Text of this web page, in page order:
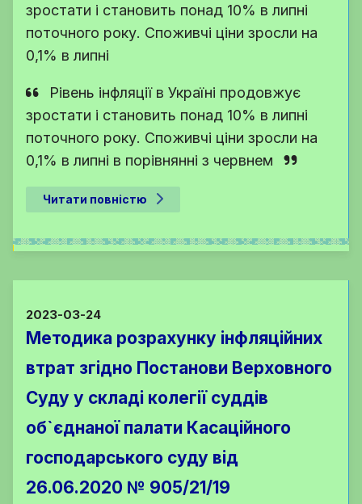
зростати і становить понад 10% в липні
поточного року. Споживчі ціни зросли на
0,1% в липні
Рівень інфляції в Україні продовжує
зростати і становить понад 10% в липні
поточного року. Споживчі ціни зросли на
0,1% в липні в порівнянні з червнем
Читати повністю
2023-03-24
Методика розрахунку інфляційних
втрат згідно Постанови Верховного
Суду у складі колегії суддів
об`єднаної палати Касаційного
господарського суду від
26.06.2020 № 905/21/19